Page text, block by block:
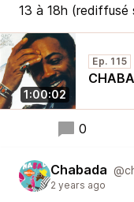
13 à 18h (rediffusé
1:00:02
Ep. 115
0
Chabada
2 years ago